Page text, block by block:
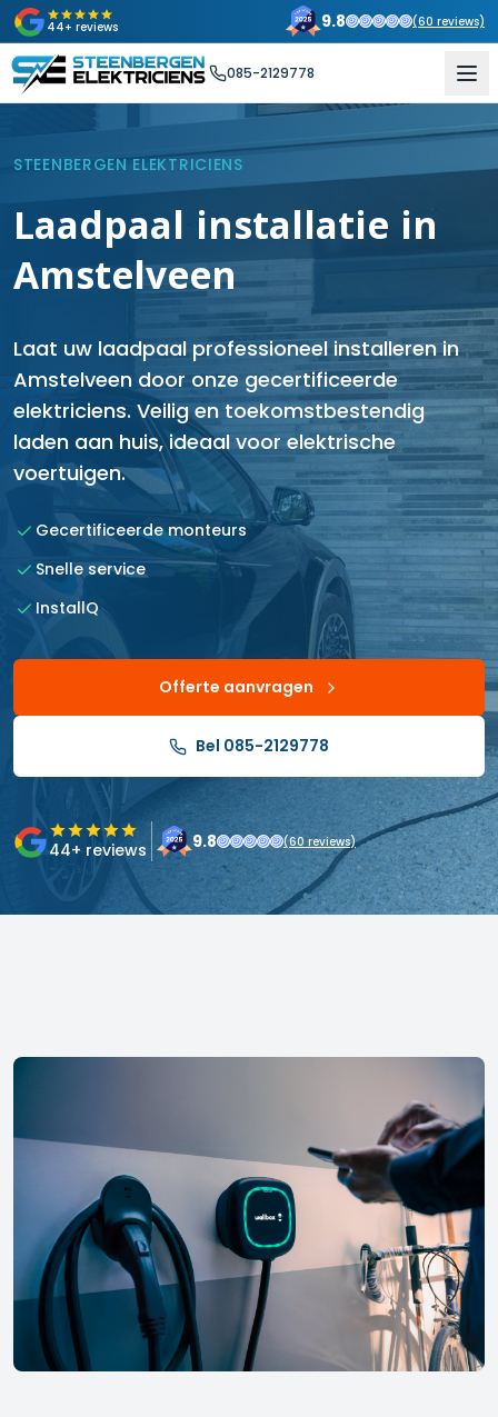
44+ reviews 9.8 (60 reviews)
085-2129778
STEENBERGEN ELEKTRICIENS
Laadpaal installatie in
Amstelveen
Laat uw laadpaal professioneel installeren in
Amstelveen door onze gecertificeerde
elektriciens. Veilig en toekomstbestendig
laden aan huis, ideaal voor elektrische
voertuigen.
Gecertificeerde monteurs
Snelle service
InstallQ
Offerte aanvragen
Bel 085-2129778
44+ reviews 9.8 (60 reviews)